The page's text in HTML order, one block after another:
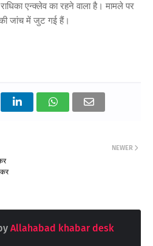
राधिका एन्क्लेव का रहने वाला है। मामले पर
जांच में जुट गई हैं।
NEWER
Allahabad khabar desk